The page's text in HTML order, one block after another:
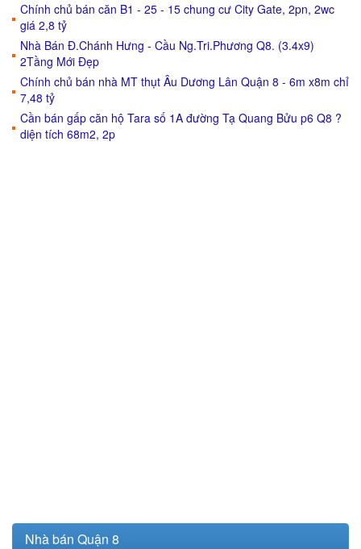
Chính chủ bán căn B1 - 25 - 15 chung cư City Gate, 2pn, 2wc
giá 2,8 tỷ
Nhà Bán Đ.Chánh Hưng - Cầu Ng.Tri.Phương Q8. (3.4x9)
2Tầng Mới Đẹp
Chính chủ bán nhà MT thụt Âu Dương Lân Quận 8 - 6m x8m chỉ
7,48 tỷ
Cần bán gấp căn hộ Tara số 1A đường Tạ Quang Bửu p6 Q8 ?
diện tích 68m2, 2p
Nhà bán Quận 8